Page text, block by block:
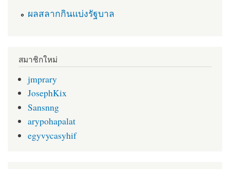
ผลสลากกินแบ่งรัฐบาล
สมาชิกใหม่
jmprary
JosephKix
Sansnng
arypohapalat
egyvycasyhif